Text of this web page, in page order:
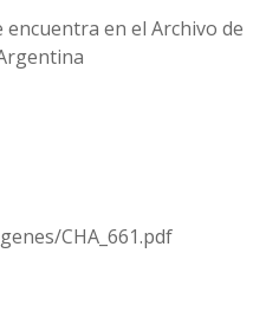
en el Archivo de
CHA_661.pdf